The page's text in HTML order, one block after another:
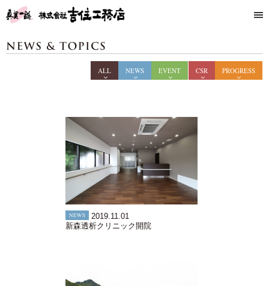
PROGRESS
CSR
EVENT
NEWS
ALL
NEWS
2019.11.01
新森透析クリニック開院